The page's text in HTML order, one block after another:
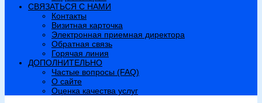
СВЯЗАТЬСЯ С НАМИ
Контакты
Визитная карточка
Электронная приемная директора
Обратная связь
Горячая линия
ДОПОЛНИТЕЛЬНО
Частые вопросы (FAQ)
О сайте
Оценка качества услуг